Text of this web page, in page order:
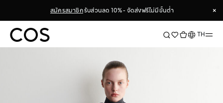
สมัครสมาชิกรับส่วนลด 10% - จัดส่งฟรีไม่มีขั้นต่ำ
×
×
ภาษาTH